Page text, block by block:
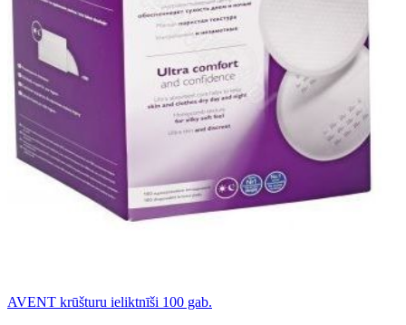
AVENT krūšturu ieliktnīši 100 gab.